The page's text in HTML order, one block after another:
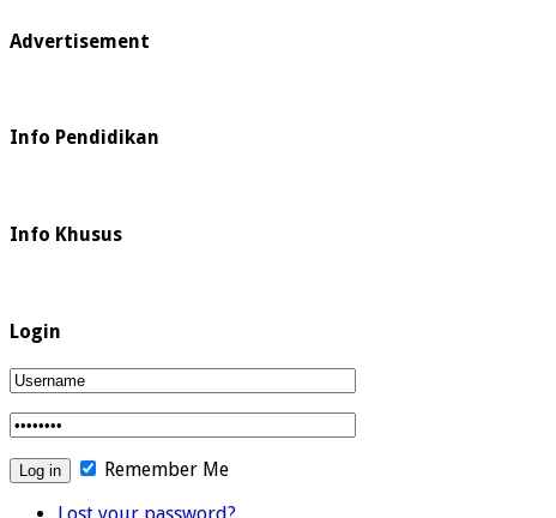
Advertisement
Info Pendidikan
Info Khusus
Login
Remember Me